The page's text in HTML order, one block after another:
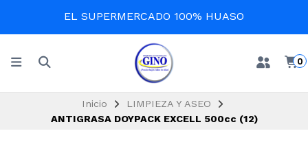
EL SUPERMERCADO 100% HUASO
0
Inicio
LIMPIEZA Y ASEO
ANTIGRASA DOYPACK EXCELL 500cc (12)